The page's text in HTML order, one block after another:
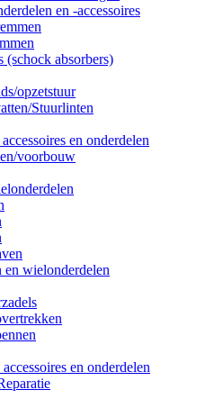
en -accessoires
(schock absorbers)
opzetstuur
Stuurlinten
en onderdelen
voorbouw
en wielonderdelen
en onderdelen